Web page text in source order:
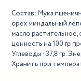
Состав: Мука
орех миндальный
масло растительное,
ценность на 100 гр
Углеводы - 37,8 гр.
Хранить при